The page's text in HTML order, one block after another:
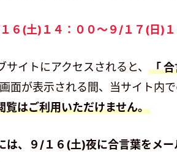
６(土)１４：００〜９ /１７ (日)
イトにアクセスされると、 「
面が表示される間、当サイト内
覧はご利用いただけません。
は、９/１６(土)夜に合言葉をメ